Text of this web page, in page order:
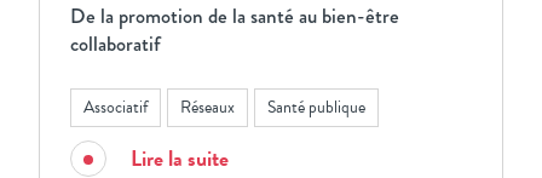
De la promotion de la santé au bien-être
collaboratif
Associatif Réseaux Santé publique
Lire la suite